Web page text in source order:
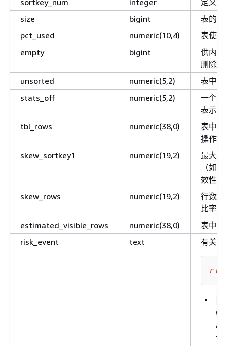
sortkey_num integer
定义
size
bigint
表的大
pct_used
numeric(10,4)
表使
empty
bigint
供内
删除。
unsorted
numeric(5,2)
表中
stats_off
numeric(5,2)
一个
表示过
tbl_rows
numeric(38,0)
表中
操作的
skew_sortkey1
numeric(19,2)
最大
（如
效性。
skew_rows
numeric(19,2)
行数
比率。
estimated_visible_rows
numeric(38,0)
表中
risk_event
text 有关
一